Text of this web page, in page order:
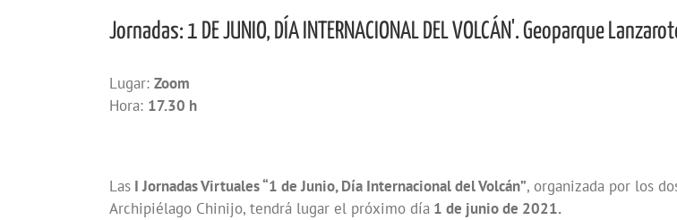
Jornadas: 1 DE JUNIO, DÍA INTERNACIONAL DEL VOLCÁN'. Geoparque
Lugar: Zoom
Hora: 17.30 h
Las I Jornadas Virtuales “1 de Junio, Día Internacional del Volcán”, organizada por los
Archipiélago Chinijo, tendrá lugar el próximo día 1 de junio de 2021.